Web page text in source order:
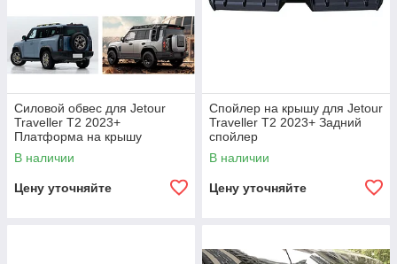
Силовой обвес для Jetour
Traveller T2 2023+
Платформа на крышу
Бампер Лестница Арки
Спойлер
В наличии
Цену уточняйте
Спойлер на крышу для Jetour
Traveller T2 2023+ Задний
спойлер
В наличии
Цену уточняйте